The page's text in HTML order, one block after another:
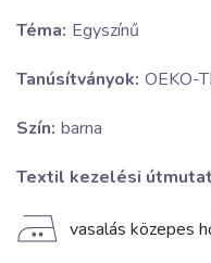
Téma: Egyszínű
Tanúsítványok: OEKO-
Szín: barna
Textil kezelési
E vasalás közepes